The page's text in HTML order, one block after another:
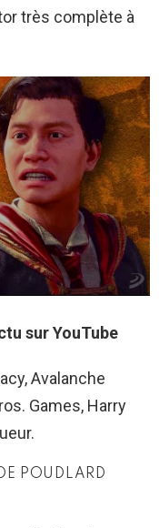
très complète à
sur YouTube
Avalanche
Games, Harry
POUDLARD